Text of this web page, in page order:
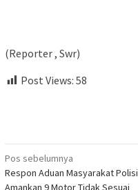
(Reporter , Swr)
Post Views: 58
Navigasi
pos
Pos sebelumnya
Respon Aduan Masyarakat Polisi
Amankan 9 Motor Tidak Sesuai